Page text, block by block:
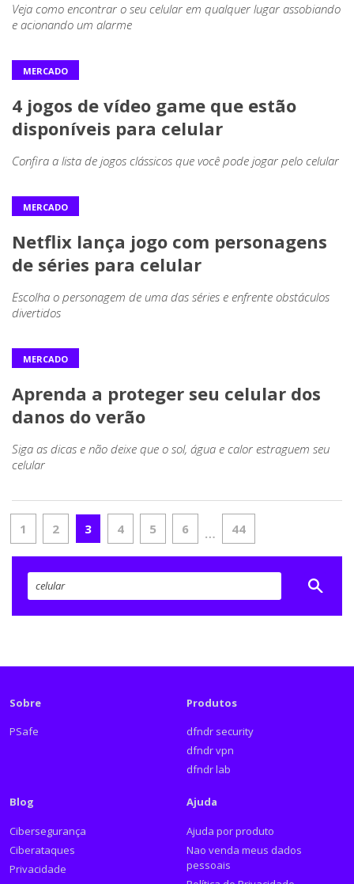
Veja como encontrar o seu celular em qualquer lugar assobiando
e acionando um alarme
MERCADO
4 jogos de vídeo game que estão
disponíveis para celular
Confira a lista de jogos clássicos que você pode jogar pelo celular
MERCADO
Netflix lança jogo com personagens
de séries para celular
Escolha o personagem de uma das séries e enfrente obstáculos
divertidos
MERCADO
Aprenda a proteger seu celular dos
danos do verão
Siga as dicas e não deixe que o sol, água e calor estraguem seu
celular
1 2 3 4 5 6 … 44
Sobre
PSafe
Produtos
dfndr security
dfndr vpn
dfndr lab
Blog
Cibersegurança
Ciberataques
Privacidade
Ajuda
Ajuda por produto
Nao venda meus dados
pessoais